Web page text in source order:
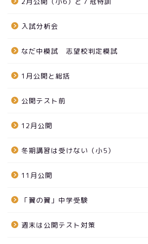
入試分析会
なだ中模試 志望校判定模試
1月公開と総括
公開テスト前
12月公開
冬期講習は受けない（小5）
11月公開
「翼の翼」中学受験
週末は公開テスト対策